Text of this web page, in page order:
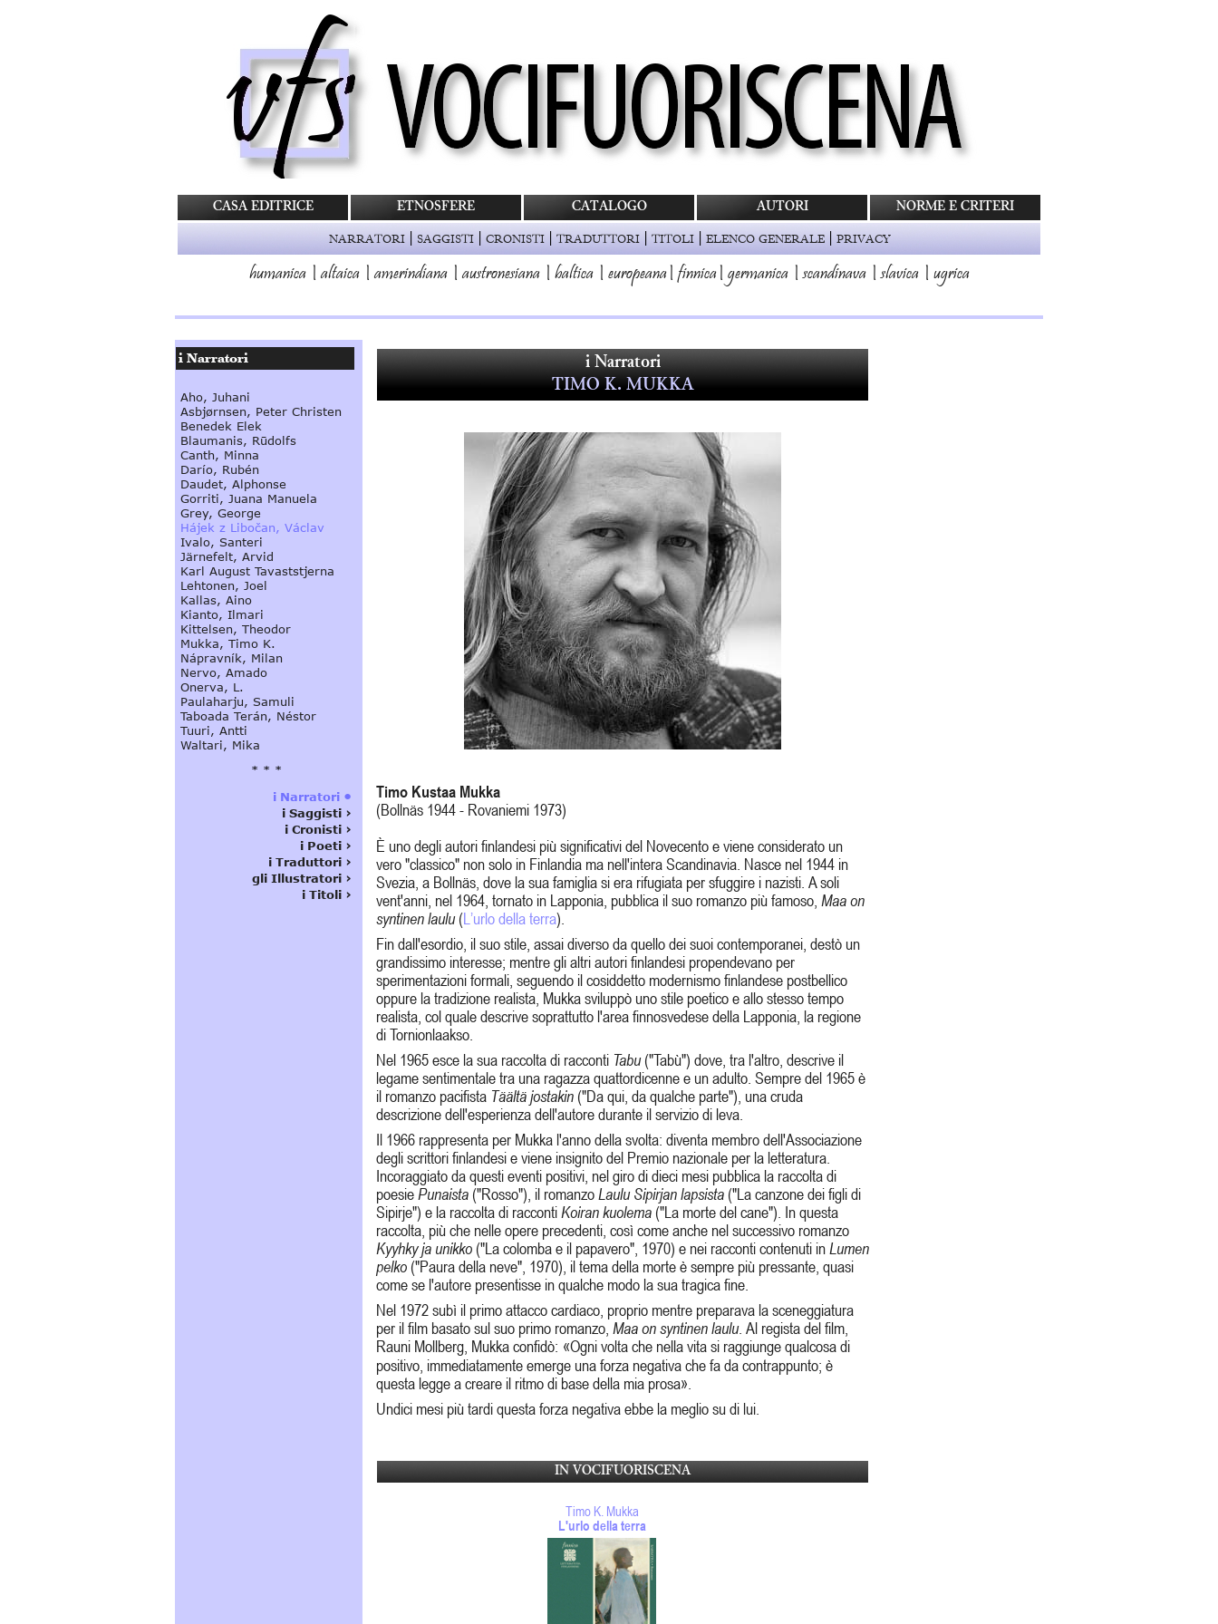
CASA EDITRICE ETNOSFERE CATALOGO AUTORI NORME E CRITERI
NARRATORI | SAGGISTI | CRONISTI | TRADUTTORI | TITOLI | ELENCO GENERALE | PRIVACY
humanica|altaica|amerindiana|austronesiana| baltica| europeana|finnica| germanica|scandinava|slavica| ugrica
i Narratori
TIMO K. MUKKA
Timo Kustaa Mukka
(Bollnäs 1944 - Rovaniemi 1973)
È uno degli autori finlandesi più significativi del Novecento e viene considerato un
vero "classico" non solo in Finlandia ma nell'intera Scandinavia. Nasce nel 1944 in
Svezia, a Bollnäs, dove la sua famiglia si era rifugiata per sfuggire i nazisti. A soli
vent'anni, nel 1964, tornato in Lapponia, pubblica il suo romanzo più famoso, Maa on
syntinen laulu(L’urlo della terra).
Fin dall'esordio, il suo stile, assai diverso da quello dei suoi contemporanei, destò un
grandissimo interesse; mentre gli altri autori finlandesi propendevano per
sperimentazioni formali, seguendo il cosiddetto modernismo finlandese postbellico
oppure la tradizione realista, Mukka sviluppò uno stile poetico e allo stesso tempo
realista, col quale descrive soprattutto l'area finnosvedese della Lapponia, la regione
di Tornionlaakso.
Nel 1965 esce la sua raccolta di racconti Tabu("Tabù") dove, tra l'altro, descrive il
legame sentimentale tra una ragazza quattordicenne e un adulto. Sempre del 1965 è
il romanzo pacifista Täältä jostakin ("Da qui, da qualche parte"), una cruda
descrizione dell'esperienza dell'autore durante il servizio di leva.
Il 1966 rappresenta per Mukka l'anno della svolta: diventa membro dell'Associazione
degli scrittori finlandesi e viene insignito del Premio nazionale per la letteratura.
Incoraggiato da questi eventi positivi, nel giro di dieci mesi pubblica la raccolta di
poesiePunaista ("Rosso"), il romanzoLaulu Sipirjan lapsista ("La canzone dei figli di
Sipirje") e la raccolta di racconti Koiran kuolema ("La morte del cane"). In questa
raccolta, più che nelle opere precedenti, così come anche nel successivo romanzo
Kyyhky ja unikko ("La colomba e il papavero", 1970) e nei racconti contenuti inLumen
pelko ("Paura della neve", 1970), il tema della morte è sempre più pressante, quasi
come se l'autore presentisse in qualche modo la sua tragica fine.
Nel 1972 subì il primo attacco cardiaco, proprio mentre preparava la sceneggiatura
per il film basato sul suo primo romanzo, Maa on syntinen laulu. Al regista del film,
Rauni Mollberg, Mukka confidò: «Ogni volta che nella vita si raggiunge qualcosa di
positivo, immediatamente emerge una forza negativa che fa da contrappunto; è
questa legge a creare il ritmo di base della mia prosa».
Undici mesi più tardi questa forza negativa ebbe la meglio su di lui.
IN VOCIFUORISCENA
Timo K. Mukka
L'urlo della terra